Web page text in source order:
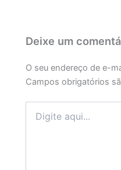
Deixe um
O seu endereço de e-
Campos obrigatórios
aqui...